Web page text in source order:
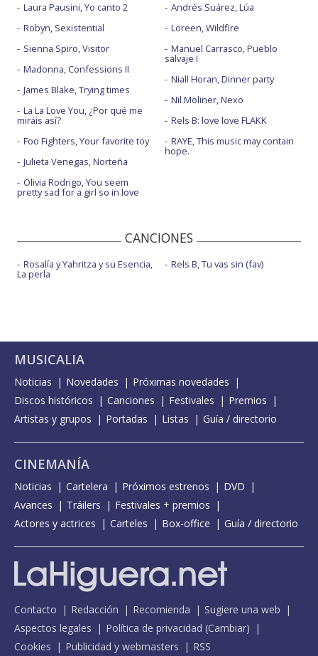
Laura Pausini, Yo canto 2
Robyn, Sexistential
Sienna Spiro, Visitor
Madonna, Confessions II
James Blake, Trying times
La La Love You, ¿Por qué me
miráis así?
Foo Fighters, Your favorite toy
Julieta Venegas, Norteña
Olivia Rodrigo, You seem
pretty sad for a girl so in love
Andrés Suárez, Lúa
Loreen, Wildfire
Manuel Carrasco, Pueblo
salvaje I
Niall Horan, Dinner party
Nil Moliner, Nexo
Rels B: love love FLAKK
RAYE, This music may contain
hope.
CANCIONES
Rosalía y Yahritza y su Esencia,
La perla
Rels B, Tu vas sin (fav)
MUSICALIA
Noticias Novedades
Próximas novedades
Discos históricos
Canciones Festivales
Premios
Artistas y grupos
Portadas Listas Guía / directorio
CINEMANÍA
Noticias Cartelera Próximos estrenos
DVD
Avances
Tráilers
Festivales + premios
Actores y actrices
Carteles Box-office Guía / directorio
Contacto Redacción Recomienda
Sugiere una web
Aspectos legales
Política de privacidad (Cambiar)
Cookies
Publicidad y webmasters RSS